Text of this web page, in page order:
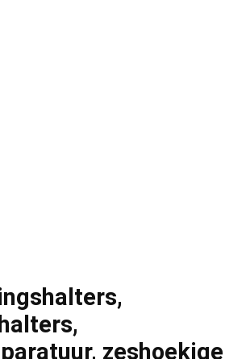
zeshoekige